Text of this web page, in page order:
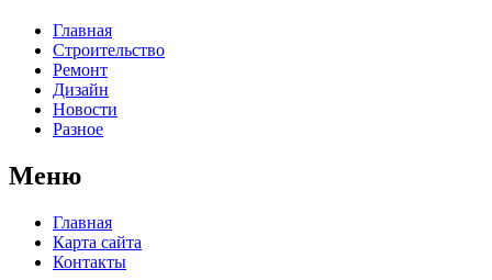
Главная
Строительство
Ремонт
Дизайн
Новости
Разное
Меню
Главная
Карта сайта
Контакты